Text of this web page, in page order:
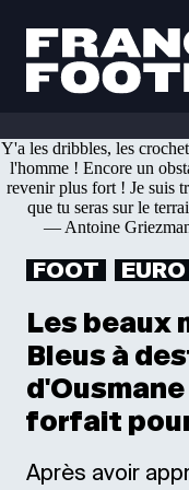
Y'a les dribbles, les
l'homme ! Encore un
revenir plus fort ! Je suis
que tu seras sur le
— Antoine
FOOT EURO
Les beaux
Bleus à
forfait
Après avoir